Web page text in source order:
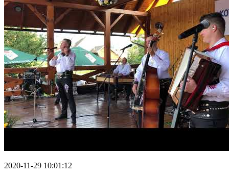
2020-11-29 10:01:12